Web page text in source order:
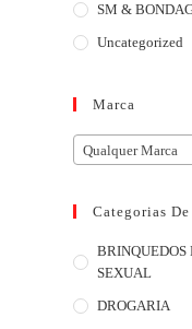
SM &
Uncategorized
Marca
Qualquer Marca
Categorias
BRINQUEDOS
SEXUAL
DROGARIA